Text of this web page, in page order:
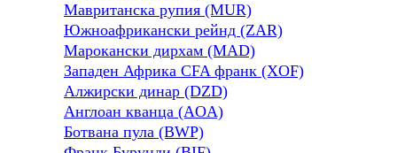
Мавританска рупия (MUR)
Южноафрикански рейнд (ZAR)
Марокански дирхам (MAD)
Западен Африка CFA франк (XOF)
Алжирски динар (DZD)
Англоан кванца (AOA)
Ботвана пула (BWP)